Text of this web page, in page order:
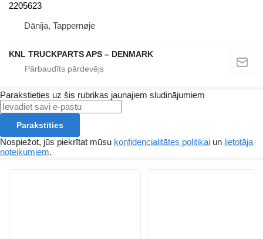
2205623
Dānija, Tappernøje
KNL TRUCKPARTS APS – DENMARK
Parakstieties uz šis rubrikas jaunajiem sludinājumiem
Parakstīties
Nospiežot, jūs piekrītat mūsu konfidencialitātes politikai un lietotāja
noteikumiem.